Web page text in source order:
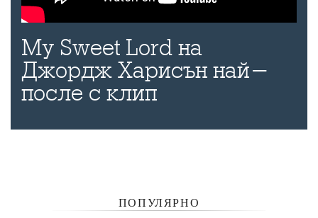
My Sweet Lord на
Джордж Харисън най-
после с клип
ПОПУЛЯРНО